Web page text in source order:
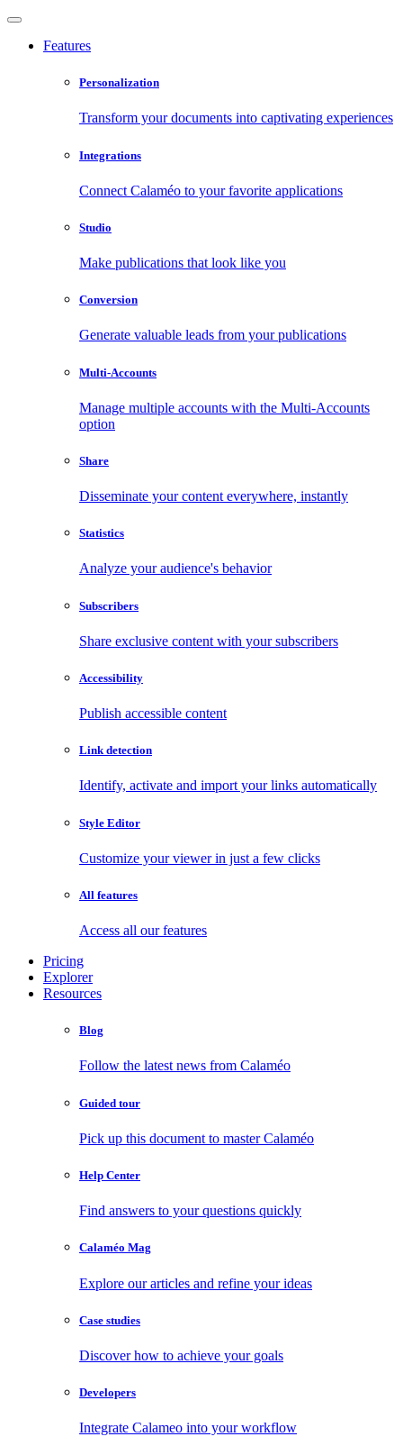
Features
Personalization
Transform your documents into captivating experiences
Integrations
Connect Calaméo to your favorite applications
Studio
Make publications that look like you
Conversion
Generate valuable leads from your publications
Multi-Accounts
Manage multiple accounts with the Multi-Accounts
option
Share
Disseminate your content everywhere, instantly
Statistics
Analyze your audience's behavior
Subscribers
Share exclusive content with your subscribers
Accessibility
Publish accessible content
Link detection
Identify, activate and import your links automatically
Style Editor
Customize your viewer in just a few clicks
All features
Access all our features
Pricing
Explorer
Resources
Blog
Follow the latest news from Calaméo
Guided tour
Pick up this document to master Calaméo
Help Center
Find answers to your questions quickly
Calaméo Mag
Explore our articles and refine your ideas
Case studies
Discover how to achieve your goals
Developers
Integrate Calameo into your workflow